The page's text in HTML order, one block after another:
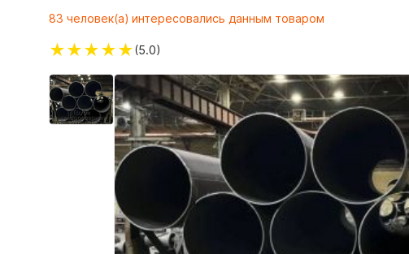
83 человек(а) интересовались данным товаром
★★★★★(5.0)